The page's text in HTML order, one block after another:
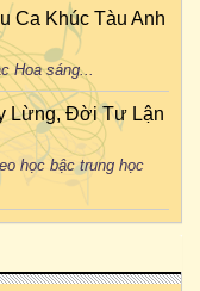
Ca Khúc Tàu Anh
Hoa sáng...
Lừng, Đời Tư Lận
học bậc trung học